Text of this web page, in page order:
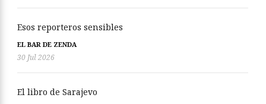
Esos reporteros sensibles
EL BAR DE ZENDA
30 Jul 2026
El libro de Sarajevo